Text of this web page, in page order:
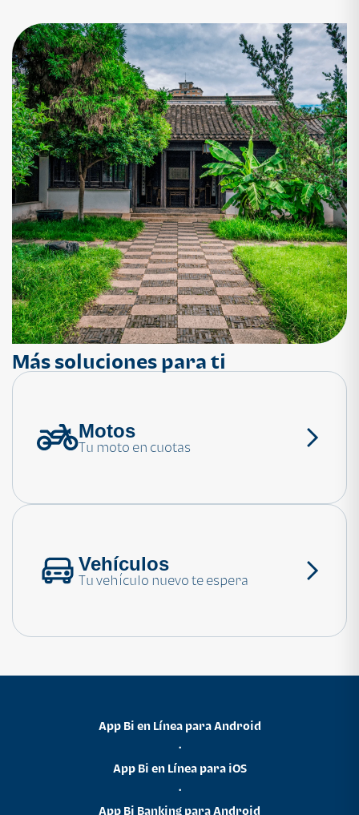
¿Necesitas ayuda?
Más soluciones para ti
Motos
Tu moto en cuotas
Vehículos
Tu vehículo nuevo te espera
App Bi en Línea para Android
•
App Bi en Línea para iOS
•
App Bi Banking para Android